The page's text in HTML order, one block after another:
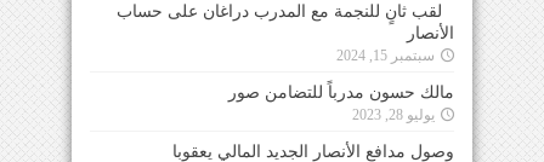
لقب ثانٍ للنجمة مع المدرب دراغان على حساب
الأنصار
سبتمبر 15, 2024
مالك حسون مدرباً للتضامن صور
يوليو 28, 2023
وصول مدافع الأنصار الجديد المالي يعقوبا